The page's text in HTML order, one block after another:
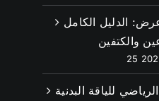
الدليل الكامل
والكتفين
للياقة البدنية